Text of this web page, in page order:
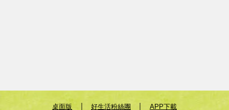
桌面版 好生活粉絲團 APP下載